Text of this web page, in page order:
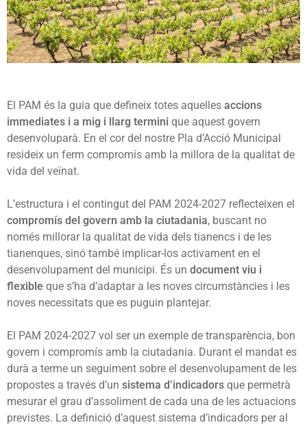
El PAM és la guia que defineix totes aquelles accions
immediates i a mig i llarg termini que aquest govern
desenvoluparà. En el cor del nostre Pla d’Acció Municipal
resideix un ferm compromís amb la millora de la qualitat de
vida del veïnat.
L’estructura i el contingut del PAM 2024-2027 reflecteixen el
compromís del govern amb la ciutadania, buscant no
només millorar la qualitat de vida dels tianencs i de les
tianenques, sinó també implicar-los activament en el
desenvolupament del municipi. És un document viu i
flexible que s’ha d’adaptar a les noves circumstàncies i les
noves necessitats que es puguin plantejar.
El PAM 2024-2027 vol ser un exemple de transparència, bon
govern i compromís amb la ciutadania. Durant el mandat es
durà a terme un seguiment sobre el desenvolupament de les
propostes a través d’un sistema d’indicadors que permetrà
mesurar el grau d’assoliment de cada una de les actuacions
previstes. La definició d’aquest sistema d’indicadors per al